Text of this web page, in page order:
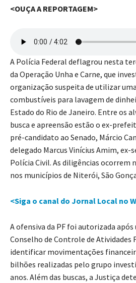
<OUÇA A REPORTAGEM>
A Polícia Federal deflagrou nesta
da Operação Unha e Carne, que
organização suspeita de utilizar
combustíveis para lavagem de
Estado do Rio de Janeiro. Entre os
busca e apreensão estão o ex-
pré-candidato ao Senado, Márcio
delegado Marcus Vinícius Amim, ex-
Polícia Civil. As diligências ocorrem
nos municípios de Niterói, São
<Siga o canal do Jornal Local no
A ofensiva da PF foi autorizada
Conselho de Controle de Atividades
identificar movimentações
bilhões realizadas pelo grupo
anos. Além das buscas, a Justiça